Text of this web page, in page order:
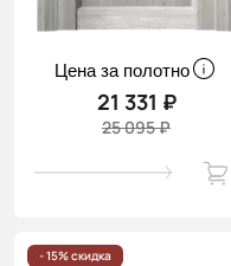
Цена за полотно
21 331 ₽
25 095 ₽
- 15% скидка